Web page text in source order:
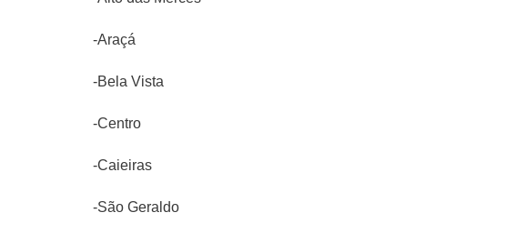
-Araçá
-Bela Vista
-Centro
-Caieiras
-São Geraldo